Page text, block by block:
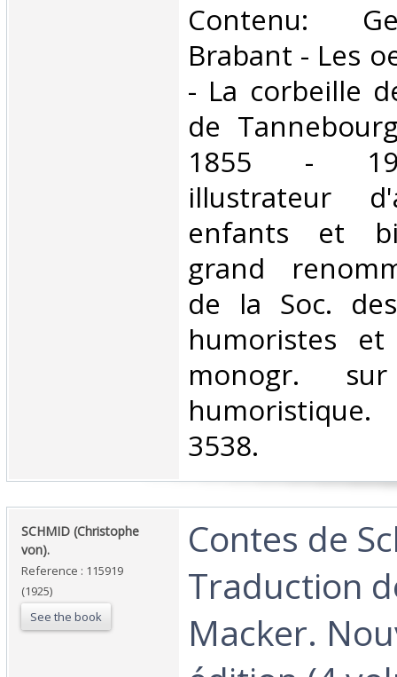
‎Contenu:
Brabant - Les
- La corbeille
de
1855 -
illustrateur
enfants et
grand
de la Soc.
humoristes
monogr.
humoristique.
3538. ‎
‎SCHMID (Christophe
von).‎
Reference : 115919
(1925)
See the book
‎Contes de
Traduction
Macker.